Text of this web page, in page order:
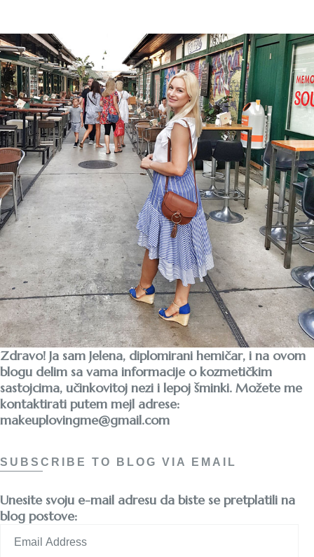
Zdravo! Ja sam Jelena, diplomirani hemičar, i na ovom
blogu delim sa vama informacije o kozmetičkim
sastojcima, učinkovitoj nezi i lepoj šminki. Možete me
kontaktirati putem mejl adrese:
makeuplovingme@gmail.com
SUBSCRIBE TO BLOG VIA EMAIL
Unesite svoju e-mail adresu da biste se pretplatili na
blog postove:
Address